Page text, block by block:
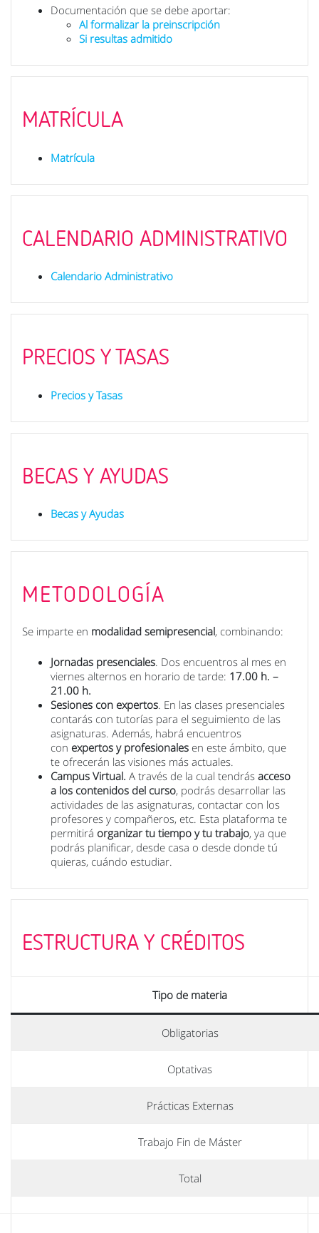
Documentación que se debe aportar:
Al formalizar la preinscripción
Si resultas admitido
MATRÍCULA
Matrícula
CALENDARIO ADMINISTRATIVO
Calendario Administrativo
PRECIOS Y TASAS
Precios y Tasas
BECAS Y AYUDAS
Becas y Ayudas
METODOLOGÍA
Se imparte en modalidad semipresencial, combinando:
Jornadas presenciales. Dos encuentros al mes en
viernes alternos en horario de tarde: 17.00 h. –
21.00 h.
Sesiones con expertos. En las clases presenciales
contarás con tutorías para el seguimiento de las
asignaturas. Además, habrá encuentros
con expertos y profesionales en este ámbito, que
te ofrecerán las visiones más actuales.
Campus Virtual. A través de la cual tendrás acceso
a los contenidos del curso, podrás desarrollar las
actividades de las asignaturas, contactar con los
profesores y compañeros, etc. Esta plataforma te
permitirá organizar tu tiempo y tu trabajo, ya que
podrás planificar, desde casa o desde donde tú
quieras, cuándo estudiar.
ESTRUCTURA Y CRÉDITOS
Tipo de materia
Obligatorias
Optativas
Prácticas Externas
Trabajo Fin de Máster
Total